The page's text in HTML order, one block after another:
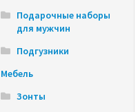
Подарочные наборы
для мужчин
Подгузники
Мебель
Зонты